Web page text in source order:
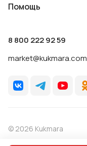
Помощь
8 800 222 92 59
market@kukmara.com
© 2026 Kukmara